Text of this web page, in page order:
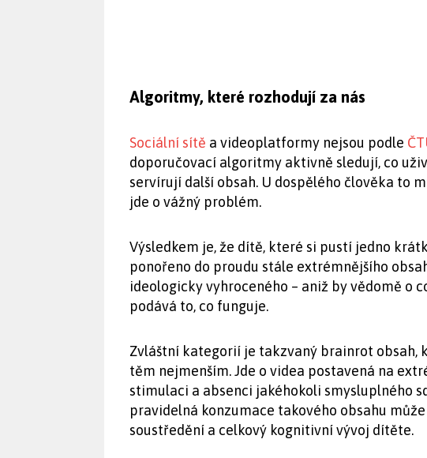
Algoritmy, které rozhodují za nás
Sociální sítě a videoplatformy nejsou podle
doporučovací algoritmy aktivně sledují, co
servírují další obsah. U dospělého člověka to
jde o vážný problém.
Výsledkem je, že dítě, které si pustí jedno
ponořeno do proudu stále extrémnějšího
ideologicky vyhroceného – aniž by vědomě o
podává to, co funguje.
Zvláštní kategorií je takzvaný brainrot
těm nejmenším. Jde o videa postavená na
stimulaci a absenci jakéhokoli smysluplného
pravidelná konzumace takového obsahu
soustředění a celkový kognitivní vývoj dítěte.